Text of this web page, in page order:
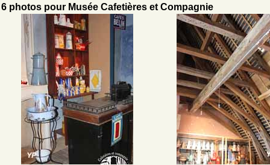
6 photos pour Musée Cafetières et Compagnie